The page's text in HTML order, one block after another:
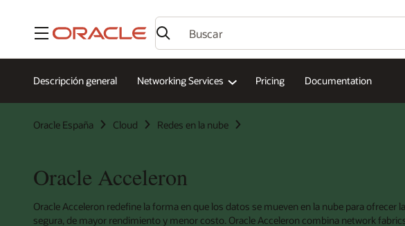
Menú
Descripción general Networking Services Pricing Documentation
Oracle España Cloud Redes en la nube
Oracle Acceleron
Oracle Acceleron redefine la forma en que los datos se mueven en la nube para ofrecer
segura, de mayor rendimiento y menor costo. Oracle Acceleron combina network